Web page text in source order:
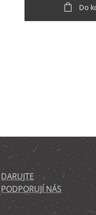
Do
DARUJTE
PODPORUJÍ NÁS